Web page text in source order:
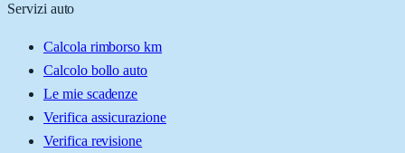
Servizi auto
Calcola rimborso km
Calcolo bollo auto
Le mie scadenze
Verifica assicurazione
Verifica revisione